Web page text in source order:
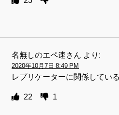
名無しのエペ速さん より:
2020年10月7日 8:49 PM
レプリケーターに関係してい
22 1